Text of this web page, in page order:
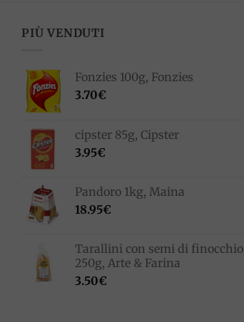
PIÙ VENDUTI
Fonzies 100g, Fonzies
3.70€
cipster 85g, Cipster
3.95€
Pandoro 1kg, Maina
18.95€
Tarallini con semi di finocchio
250g, Arte & Farina
3.50€